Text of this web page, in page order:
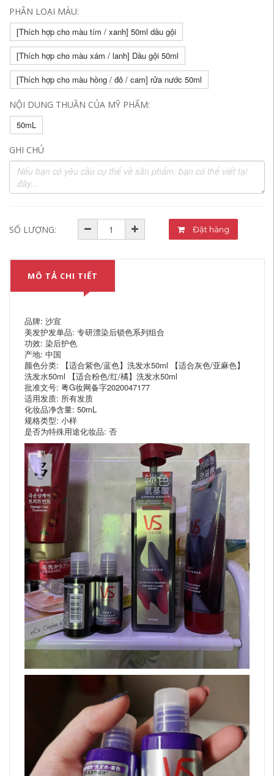
PHÂN LOẠI MÀU:
[Thích hợp cho màu tím / xanh] 50ml dầu gội
[Thích hợp cho màu xám / lanh] Dầu gội 50ml
[Thích hợp cho màu hồng / đỏ / cam] rửa nước 50ml
NỘI DUNG THUẦN CỦA MỸ PHẨM:
50mL
GHI CHÚ
SỐ LƯỢNG: Đặt hàng
MÔ TẢ CHI TIẾT
品牌: 沙宣
美发护发单品: 专研漂染后锁色系列组合
功效: 染后护色
产地: 中国
颜色分类: 【适合紫色/蓝色】洗发水50ml 【适合灰色/亚麻色】
洗发水50ml 【适合粉色/红/橘】洗发水50ml
批准文号: 粤G妆网备字2020047177
适用发质: 所有发质
化妆品净含量: 50mL
规格类型: 小样
是否为特殊用途化妆品: 否